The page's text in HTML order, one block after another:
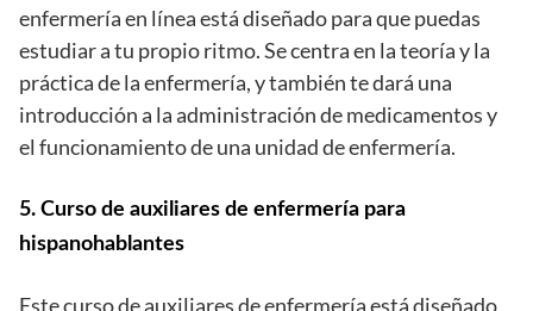
enfermería en línea está diseñado para que puedas
estudiar a tu propio ritmo. Se centra en la teoría y la
práctica de la enfermería, y también te dará una
introducción a la administración de medicamentos y
el funcionamiento de una unidad de enfermería.
5. Curso de auxiliares de enfermería para
hispanohablantes
Este curso de auxiliares de enfermería está diseñado